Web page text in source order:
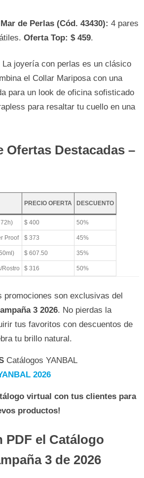
de Perlas (Cód. 43430): 4 pares
Oferta Top: $ 459.
La joyería con perlas es un clásico
el Collar Mariposa con una
para un look de oficina sofisticado
para resaltar tu cuello en una
Ofertas Destacadas –
PRECIO OFERTA DESCUENTO
$ 400 50%
Proof $ 373 45%
$ 607.50 35%
Rostro $ 316 50%
promociones son exclusivas del
3 2026. No pierdas la
tus favoritos con descuentos de
tu brillo natural.
Catálogos YANBAL
2026
virtual con tus clientes para
productos!
PDF el Catálogo
3 de 2026